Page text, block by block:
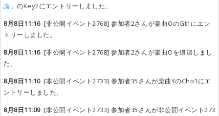
論」のKey2にエントリーしました。
8月8日11:16[非公開イベント2768] 参加者2さんが楽曲OのGt1にエン
トリーしました。
8月8日11:16[非公開イベント2768] 参加者2さんが楽曲Oを追加しまし
た。
8月8日11:10[非公開イベント2733] 参加者35さんが楽曲YのCho1にエ
ントリーしました。
8月8日11:09[非公開イベント2733] 参加者35さんが非公開イベント273